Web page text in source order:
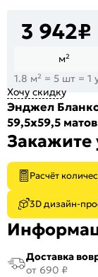
3 942₽
м²
1.8 м² = 5 шт = 1
Хочу скидку
Энджел
59,5х59,5
Закажите
Расчёт
3D дизайн-
Доставка
от 690 ₽